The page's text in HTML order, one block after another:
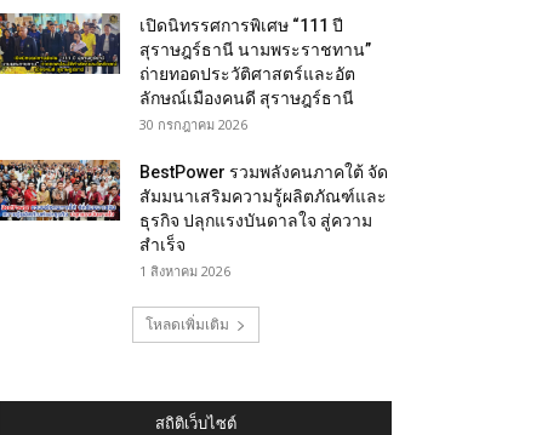
เปิดนิทรรศการพิเศษ “111 ปี
สุราษฎร์ธานี นามพระราชทาน”
ถ่ายทอดประวัติศาสตร์และอัต
ลักษณ์เมืองคนดี สุราษฎร์ธานี
30 กรกฎาคม 2026
BestPower รวมพลังคนภาคใต้ จัด
สัมมนาเสริมความรู้ผลิตภัณฑ์และ
ธุรกิจ ปลุกแรงบันดาลใจ สู่ความ
สำเร็จ
1 สิงหาคม 2026
โหลดเพิ่มเติม
สถิติเว็บไซต์